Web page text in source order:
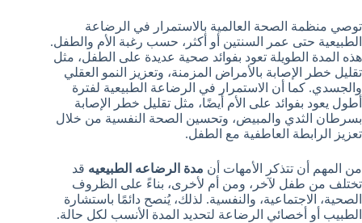
توصي منظمة الصحة العالمية بالاستمرار في الرضاعة
الطبيعية حتى عمر السنتين أو أكثر، حسب رغبة الأم والطفل.
هذه المدة الطويلة تعود بفوائد صحية عديدة على الطفل، مثل
تقليل خطر الإصابة بالأمراض المزمنة، وتعزيز النمو العقلي
والجسدي. كما أن الاستمرار في الرضاعة الطبيعية لفترة
أطول يعود بفوائد على الأم أيضًا، مثل تقليل خطر الإصابة
بسرطان الثدي والمبيض، وتحسين الصحة النفسية من خلال
تعزيز الرابطة العاطفية مع الطفل.
من المهم أن تتذكر الأمهات أن مدة الرضاعه الطبيعيه قد
تختلف من طفل لآخر، ومن أم لأخرى، بناءً على الظروف
الصحية، الاجتماعية، والنفسية. لذلك، يُنصح دائمًا باستشارة
الطبيب أو أخصائي الرضاعة لتحديد المدة الأنسب لكل حالة.